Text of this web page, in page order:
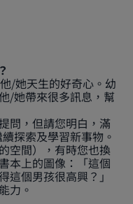
/她天生的好奇心。幼
/她帶來很多訊息，幫
問，但請您明白，滿
探索及學習新事物。
空間），有時您也換
本上的圖像：「這個
這個男孩很高興？」
力。